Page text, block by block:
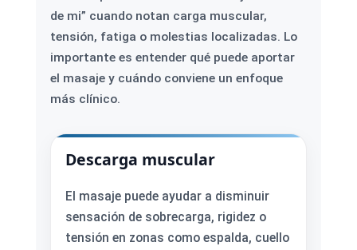
de mi” cuando notan carga muscular,
tensión, fatiga o molestias localizadas. Lo
importante es entender qué puede aportar
el masaje y cuándo conviene un enfoque
más clínico.
Descarga muscular
El masaje puede ayudar a disminuir
sensación de sobrecarga, rigidez o
tensión en zonas como espalda, cuello